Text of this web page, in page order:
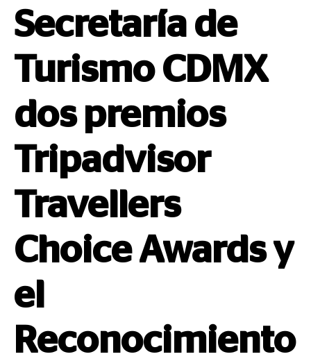
Secretaría de
Turismo CDMX
dos premios
Tripadvisor
Travellers
Choice Awards y
el
Reconocimiento